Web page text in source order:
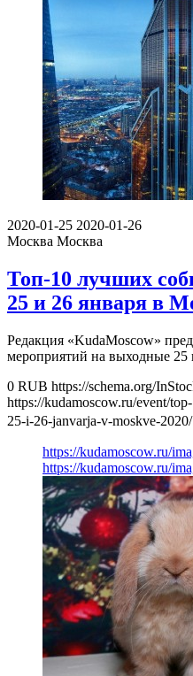
2020-01-25 2020-01-26
Москва Москва
Топ-10 лучших
25 и 26 января в
Редакция «KudaMoscow»
мероприятий на выходные 25
0 RUB https://schema.org/
https://kudamoscow.ru/event/
25-i-26-janvarja-v-moskve-2020/
https://kudamoscow.ru/
https://kudamoscow.ru/